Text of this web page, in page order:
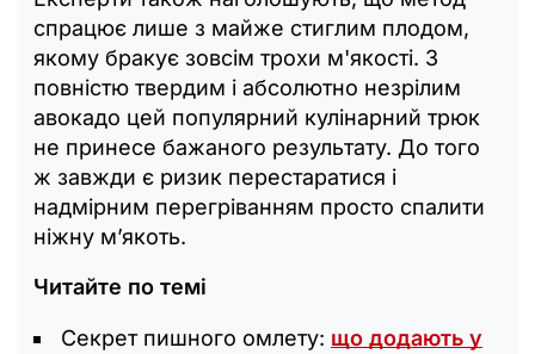
спрацює лише з майже стиглим плодом,
якому бракує зовсім трохи м'якості. З
повністю твердим і абсолютно незрілим
авокадо цей популярний кулінарний трюк
не принесе бажаного результату. До того
ж завжди є ризик перестаратися і
надмірним перегріванням просто спалити
ніжну м’якоть.
Читайте по темі
Секрет пишного омлету: що додають у